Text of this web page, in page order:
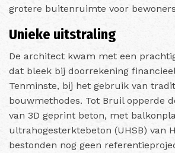
grotere buitenruimte voor
Unieke uitstraling
De architect kwam met een
dat bleek bij doorrekening
Tenminste, bij het gebruik van
bouwmethodes. Tot Bruil opperde
van 3D geprint beton, met
ultrahogesterktebeton (UHSB) van
bestonden nog geen